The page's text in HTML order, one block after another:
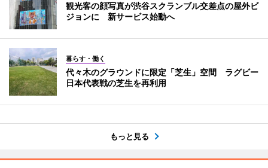
観光客の顔写真が渋谷スクランブル交差点の屋外ビ
ジョンに 新サービス始動へ
暮らす・働く
代々木のグラウンドに限定「芝生」空間 ラグビー
日本代表戦の芝生を再利用
もっと見る